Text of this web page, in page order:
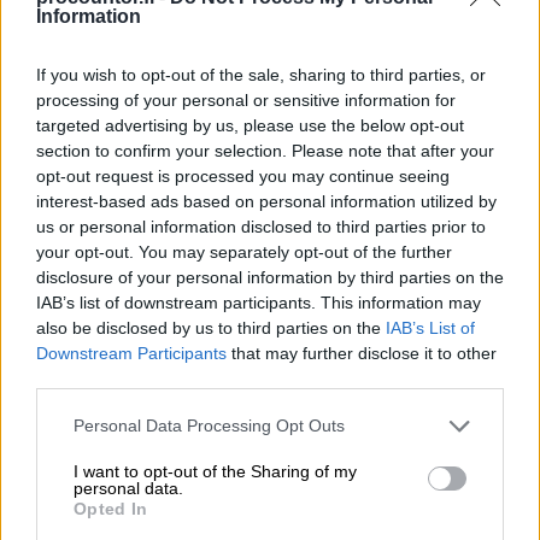
Information
If you wish to opt-out of the sale, sharing to third parties, or
processing of your personal or sensitive information for
targeted advertising by us, please use the below opt-out
section to confirm your selection. Please note that after your
opt-out request is processed you may continue seeing
interest-based ads based on personal information utilized by
us or personal information disclosed to third parties prior to
your opt-out. You may separately opt-out of the further
disclosure of your personal information by third parties on the
IAB’s list of downstream participants. This information may
also be disclosed by us to third parties on the IAB’s List of
Downstream Participants that may further disclose it to other
Please note that this website/app uses one or more Google
not limited to your visit or usage behaviour. You may click to
grant or deny consent to Google and its third-party tags to
use your data for below specified purposes in below Google
Personal Data Processing Opt Outs
I want to opt-out of the Sharing of my
personal data.
Opted In
jakson toteumaan
Ad hoc -raportit satunnaisiin tarpeisiin,
muodostetaan usein manuaalisesti
Budjetointi ja ennustaminen
Budjetti auttaa suunnittelussa ja
päätöksenteossa
Sen avulla suunnitellaan esim.
investoinnit, rekrytoinnit ja rahoitus
Tavoitteet tärkeitä, niitä tulisi voida
päivittää ketterästi
Ajantasainen ennustaminen